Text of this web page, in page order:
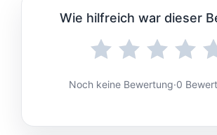
Wie hilfreich war dieser
Noch keine Bewertung·0